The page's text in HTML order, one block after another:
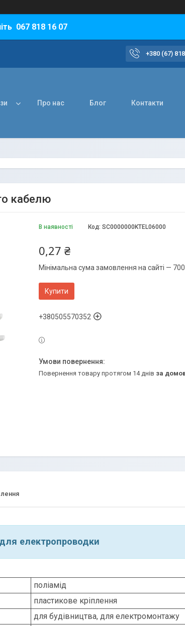
067 818 16 07
+380 (67)
Про нас Блог Контакти
кабелю
В наявності Код: SC0000000KTEL06000
0,27 ₴
Мінімальна сума замовлення на сайті —
Купити
+380505570352
повернення товару протягом 14 днів за
електропроводки
поліамід
пластикове кріплення
для будівництва, для електромонтажу